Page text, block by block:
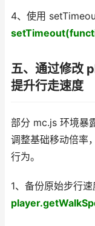
4、使用
五、通过修改
提升行走速度
部分 mc.js 环境暴
调整基础移动倍率
行为。
1、备份原始步行速